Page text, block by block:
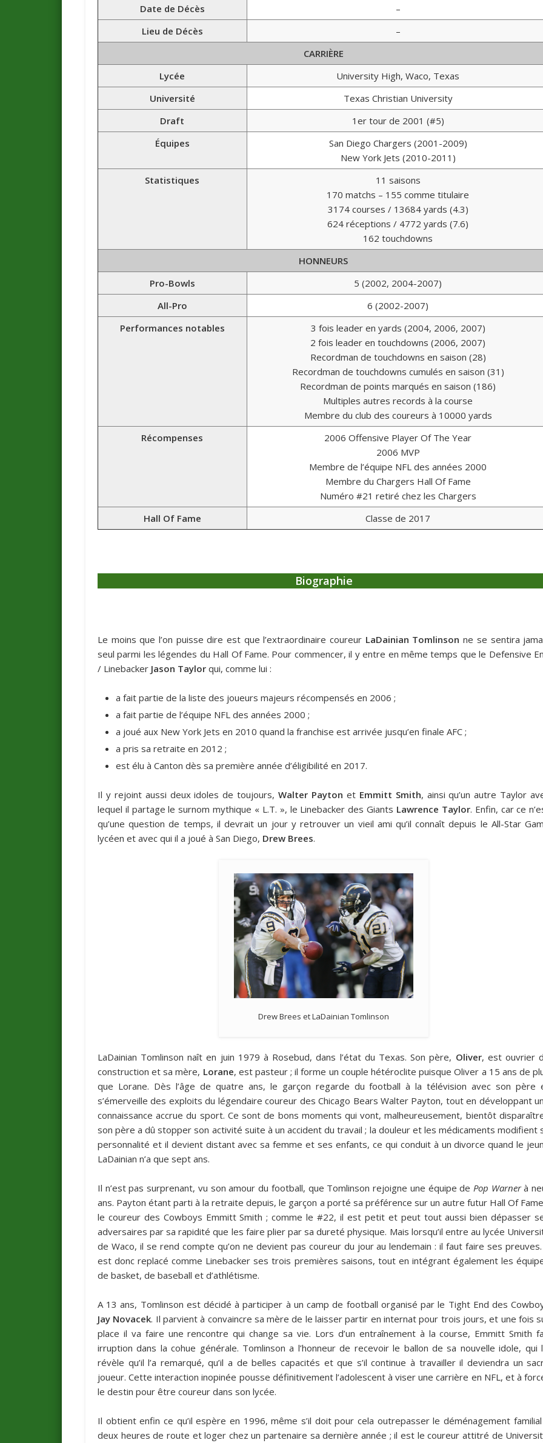
Date de Décès
–
Lieu de Décès
–
CARRIÈRE
Lycée
University High, Waco, Texas
Université
Texas Christian University
Draft
1er tour de 2001 (#5)
Équipes
San Diego Chargers (2001-2009)
New York Jets (2010-2011)
Statistiques
11 saisons
170 matchs – 155 comme titulaire
3174 courses / 13684 yards (4.3)
624 réceptions / 4772 yards (7.6)
162 touchdowns
HONNEURS
Pro-Bowls
5 (2002, 2004-2007)
All-Pro
6 (2002-2007)
Performances notables
3 fois leader en yards (2004, 2006, 2007)
2 fois leader en touchdowns (2006, 2007)
Recordman de touchdowns en saison (28)
Recordman de touchdowns cumulés en saison (31)
Recordman de points marqués en saison (186)
Multiples autres records à la course
Membre du club des coureurs à 10000 yards
Récompenses
2006 Offensive Player Of The Year
2006 MVP
Membre de l’équipe NFL des années 2000
Membre du Chargers Hall Of Fame
Numéro #21 retiré chez les Chargers
Hall Of Fame
Classe de 2017
Biographie
Le moins que l’on puisse dire est que l’extraordinaire coureur LaDainian Tomlinson ne se sentira
seul parmi les légendes du Hall Of Fame. Pour commencer, il y entre en même temps que le Defensive
/ Linebacker Jason Taylorqui, comme lui :
a fait partie de la liste des joueurs majeurs récompensés en 2006 ;
a fait partie de l’équipe NFL des années 2000 ;
a joué aux New York Jets en 2010 quand la franchise est arrivée jusqu’en finale AFC ;
a pris sa retraite en 2012 ;
est élu à Canton dès sa première année d’éligibilité en 2017.
Il y rejoint aussi deux idoles de toujours,Walter Payton etEmmitt Smith, ainsi qu’un autre Taylor
lequel il partage le surnom mythique « L.T. », le Linebacker des Giants Lawrence Taylor. Enfin, car ce
qu’une question de temps, il devrait un jour y retrouver un vieil ami qu’il connaît depuis le All-Star
lycéen et avec qui il a joué à San Diego, Drew Brees.
Drew Brees et LaDainian Tomlinson
LaDainian Tomlinson naît en juin 1979 à Rosebud, dans l’état du Texas. Son père, Oliver, est ouvrier
construction et sa mère, Lorane, est pasteur ; il forme un couple hétéroclite puisque Oliver a 15 ans de
que Lorane. Dès l’âge de quatre ans, le garçon regarde du football à la télévision avec son père
s’émerveille des exploits du légendaire coureur des Chicago Bears Walter Payton, tout en développant
connaissance accrue du sport. Ce sont de bons moments qui vont, malheureusement, bientôt
son père a dû stopper son activité suite à un accident du travail ; la douleur et les médicaments modifient
personnalité et il devient distant avec sa femme et ses enfants, ce qui conduit à un divorce quand le
LaDainian n’a que sept ans.
Il n’est pas surprenant, vu son amour du football, que Tomlinson rejoigne une équipe de Pop Warnerà
ans. Payton étant parti à la retraite depuis, le garçon a porté sa préférence sur un autre futur Hall Of
le coureur des Cowboys Emmitt Smith ; comme le #22, il est petit et peut tout aussi bien dépasser
adversaires par sa rapidité que les faire plier par sa dureté physique. Mais lorsqu’il entre au lycée
de Waco, il se rend compte qu’on ne devient pas coureur du jour au lendemain : il faut faire ses
est donc replacé comme Linebacker ses trois premières saisons, tout en intégrant également les
de basket, de baseball et d’athlétisme.
A 13 ans, Tomlinson est décidé à participer à un camp de football organisé par le Tight End des
Jay Novacek. Il parvient à convaincre sa mère de le laisser partir en internat pour trois jours, et une fois
place il va faire une rencontre qui change sa vie. Lors d’un entraînement à la course, Emmitt Smith
irruption dans la cohue générale. Tomlinson a l’honneur de recevoir le ballon de sa nouvelle idole, qui
révèle qu’il l’a remarqué, qu’il a de belles capacités et que s’il continue à travailler il deviendra un
joueur. Cette interaction inopinée pousse définitivement l’adolescent à viser une carrière en NFL, et à
le destin pour être coureur dans son lycée.
Il obtient enfin ce qu’il espère en 1996, même s’il doit pour cela outrepasser le déménagement
deux heures de route et loger chez un partenaire sa dernière année ; il est le coureur attitré de